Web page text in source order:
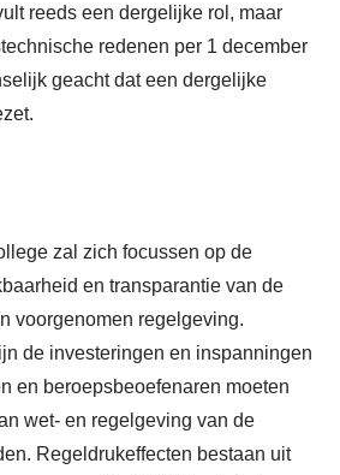
reeds een dergelijke rol, maar
redenen per 1 december
geacht dat een dergelijke
zal zich focussen op de
en transparantie van de
voorgenomen regelgeving.
de investeringen en inspanningen
en beroepsbeoefenaren moeten
wet- en regelgeving van de
Regeldrukeffecten bestaan uit